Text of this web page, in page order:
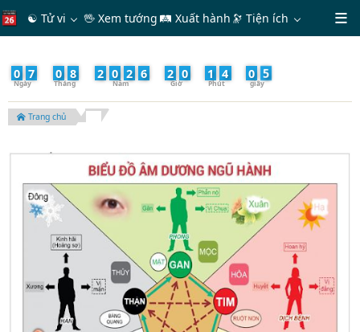
☯ Tử vi 🖖 Xem tướng 🛤 Xuất hành 🔭Tiện ích
0 7 0 8 2 0 2 6 2 0 1 4 0 7
Trang chủ